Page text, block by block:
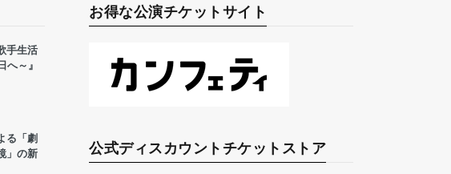
手生活
～』
る「劇
」の新
お得な公演チケットサイト
公式ディスカウントチケットストア